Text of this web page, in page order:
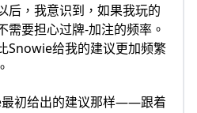
后，我意识到，如果我玩的
需要担心过牌-加注的频率。
Snowie给我的建议更加频繁
初给出的建议那样——跟着